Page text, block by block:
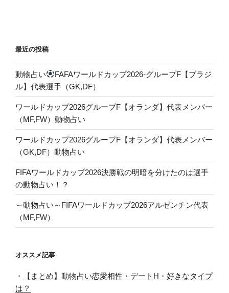
最近の投稿
動物占い
FAFAワールドカップ2026-グループF【ブラジ
ル】代表選手（GK,DF）
ワールドカップ2026グループF【オランダ】代表メンバー
（MF,FW）動物占い
ワールドカップ2026グループF【オランダ】代表メンバー
（GK,DF）動物占い
FIFAワールドカップ2026決勝戦の明暗を分けたのは選手
の動物占い！？
～動物占い～FIFAワールドカップ2026アルゼンチン代表
（MF,FW）
オススメ記事
・
【まとめ】動物占い恋愛相性・デートH・好きなタイプ
は？